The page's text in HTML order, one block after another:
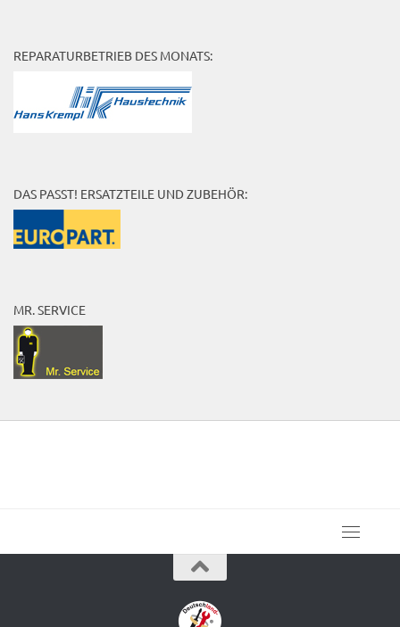
REPARATURBETRIEB DES MONATS:
DAS PASST! ERSATZTEILE UND ZUBEHÖR:
MR. SERVICE